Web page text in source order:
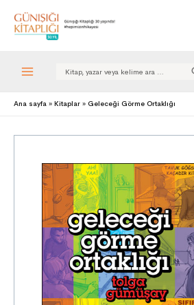
Search
Ana sayfa Kitaplar Geleceği Görme Ortaklığı